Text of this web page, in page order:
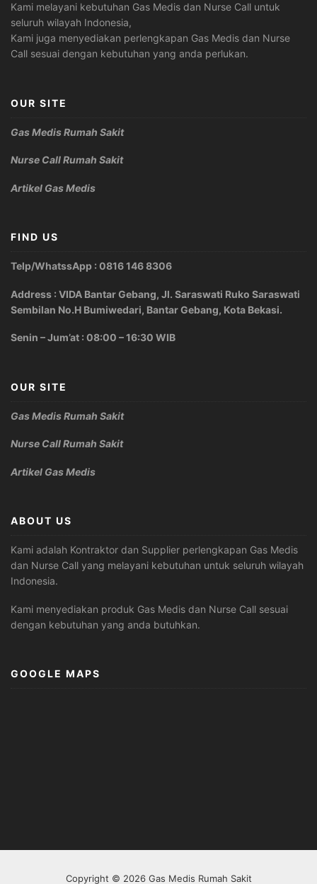
Kami melayani kebutuhan Gas Medis dan Nurse Call untuk
seluruh wilayah Indonesia,
Kami juga menyediakan perlengkapan Gas Medis dan Nurse
Call sesuai dengan kebutuhan yang anda perlukan.
OUR SITE
Gas Medis Rumah Sakit
Nurse Call Rumah Sakit
Artikel Gas Medis
FIND US
Telp/WhatssApp : 0816 146 8306
Address : VIDA Bantar Gebang, Jl. Saraswati Ruko Saraswati
Sembilan No.H Bumiwedari, Bantar Gebang, Kota Bekasi.
Senin – Jum’at : 08:00 – 16:30 WIB
OUR SITE
Gas Medis Rumah Sakit
Nurse Call Rumah Sakit
Artikel Gas Medis
ABOUT US
Kami adalah Kontraktor dan Supplier perlengkapan Gas Medis
dan Nurse Call yang melayani kebutuhan untuk seluruh wilayah
Indonesia.
Kami menyediakan produk Gas Medis dan Nurse Call sesuai
dengan kebutuhan yang anda butuhkan.
GOOGLE MAPS
Copyright © 2026 Gas Medis Rumah Sakit